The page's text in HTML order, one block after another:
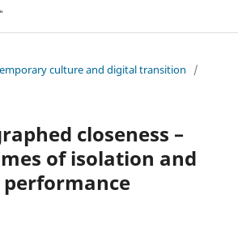
culture and digital transition
/
closeness –
of isolation and